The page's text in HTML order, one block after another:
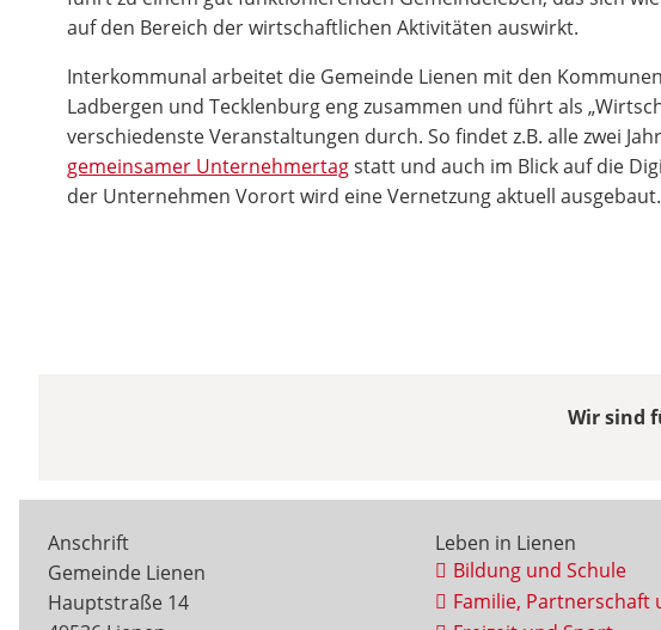
auf den Bereich der wirtschaftlichen Aktivitäten auswirkt.
Interkommunal arbeitet die Gemeinde Lienen mit den
Ladbergen und Tecklenburg eng zusammen und führt als
verschiedenste Veranstaltungen durch. So findet z.B. alle zwei
gemeinsamer Unternehmertagstatt und auch im Blick auf die
der Unternehmen Vorort wird eine Vernetzung aktuell ausgebaut.
Wir sind
Anschrift
Gemeinde Lienen
Hauptstraße 14
Leben in Lienen
Bildung und Schule
Familie, Partnerschaft